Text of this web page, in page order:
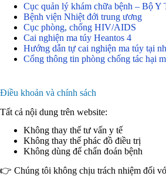
Cục quản lý khám chữa bệnh – Bộ Y
Bệnh viện Nhiệt đới trung ương
Cục phòng, chống HIV/AIDS
Cai nghiện ma túy Heantos 4
Hướng dẫn tự cai nghiện ma túy tại
Cổng thông tin phòng chống tác hại
Điều khoản và chính sách
Tất cả nội dung trên website:
Không thay thế tư vấn y tế
Không thay thế phác đồ điều trị
Không dùng để chẩn đoán bệnh
👉 Chúng tôi không chịu trách nhiệm đối